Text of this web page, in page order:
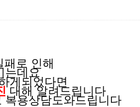
패로 인해
는데요
게되었다면
대해 알려드립니다
복용상담도와드립니다